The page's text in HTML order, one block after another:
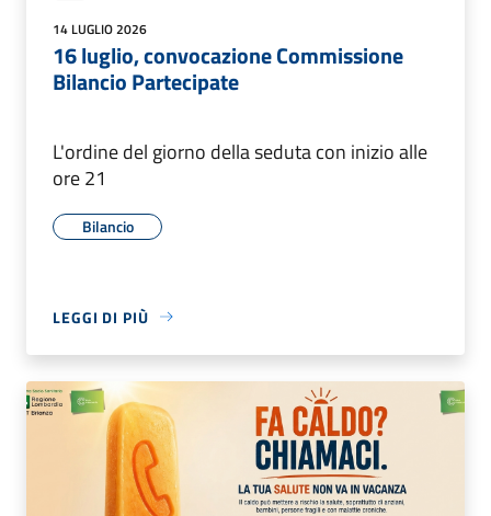
14 LUGLIO 2026
16 luglio, convocazione Commissione
Bilancio Partecipate
L'ordine del giorno della seduta con inizio alle
ore 21
Bilancio
LEGGI DI PIÙ